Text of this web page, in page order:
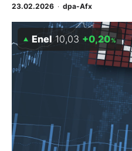
Abo & Shop
BO-Musterdepots
Mein Konto
23.02.2026 · dpa-Afx
Enel 10,03 +0,20%